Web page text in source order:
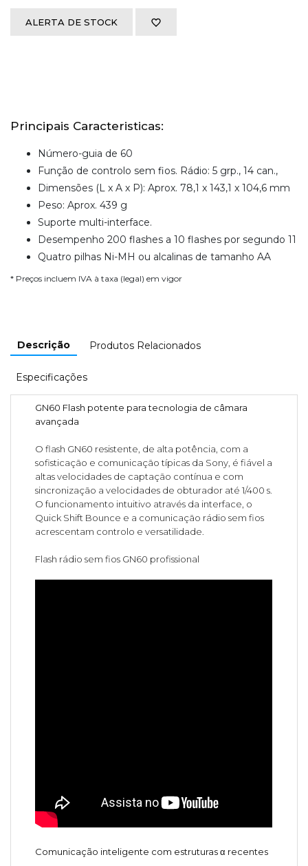
ALERTA DE STOCK
Principais Caracteristicas:
Número-guia de 60
Função de controlo sem fios. Rádio: 5 grp., 14 can.,
Dimensões (L x A x P): Aprox. 78,1 x 143,1 x 104,6 mm
Peso: Aprox. 439 g
Suporte multi-interface.
Desempenho 200 flashes a 10 flashes por segundo 11
Quatro pilhas Ni-MH ou alcalinas de tamanho AA
* Preços incluem IVA à taxa (legal) em vigor
Descrição Produtos Relacionados
Especificações
GN60 Flash potente para tecnologia de câmara
avançada
O flash GN60 resistente, de alta potência, com a
sofisticação e comunicação típicas da Sony, é fiável a
altas velocidades de captação contínua e com
sincronização a velocidades de obturador até 1/400 s.
O funcionamento intuitivo através da interface, o
Quick Shift Bounce e a comunicação rádio sem fios
acrescentam controlo e versatilidade.
Flash rádio sem fios GN60 profissional
Comunicação inteligente com estruturas α recentes